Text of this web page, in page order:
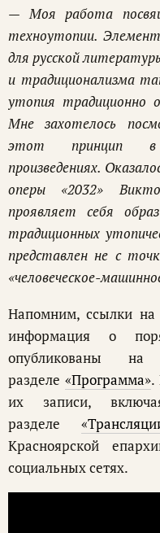
—Моя работа
техноутопии.
для русской
и традиционализма
утопия традиционно
Мне захотелось
этот принцип в
произведениях.
оперы «2032»
проявляет себя
традиционных
представлен не с
«человеческое-
Напомним, ссылки на
информация о
опубликованы
разделе «Программа».
их записи,
разделе
Красноярской
социальных сетях.